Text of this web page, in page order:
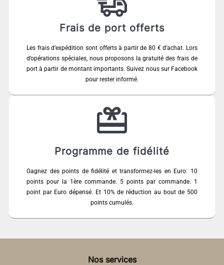
Frais de port offerts
Les frais d’expédition sont offerts à partir de 80 € d’achat. Lors
d’opérations spéciales, nous proposons la gratuité des frais de
port à partir de montant importants. Suivez nous sur Facebook
pour rester informé.
Programme de fidélité
Gagnez des points de fidélité et transformez-les en Euro. 10
points pour la 1ère commande. 5 points par commande. 1
point par Euro dépensé. Et 10% de réduction au bout de 500
points cumulés.
Nos services